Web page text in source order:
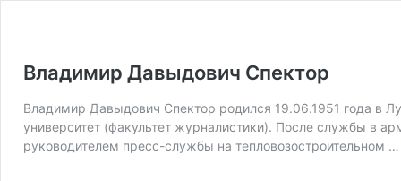
Владимир Давыдович Спектор
Владимир Давыдович Спектор родился 19.06.1951 года в
университет (факультет журналистики). После службы в
руководителем пресс-службы на тепловозостроительном